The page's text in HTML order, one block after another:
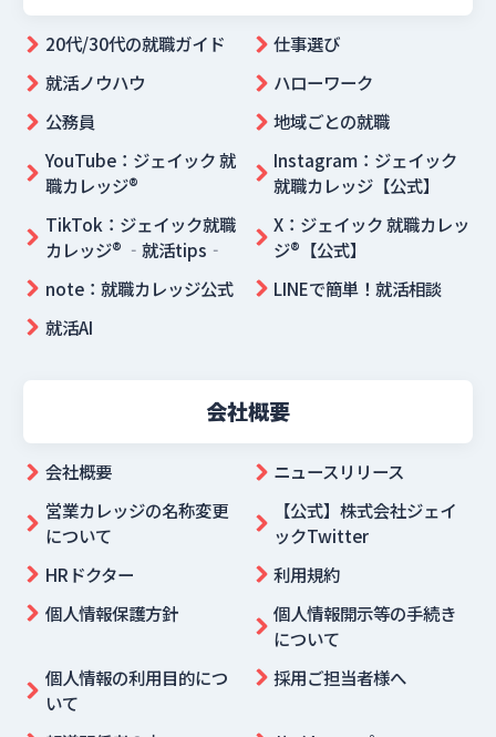
20代/30代の就職ガイド
仕事選び
就活ノウハウ
ハローワーク
公務員
地域ごとの就職
YouTube：ジェイック 就
職カレッジ®
Instagram：ジェイック
就職カレッジ【公式】
TikTok：ジェイック就職
カレッジ® ‐就活tips‐
X：ジェイック 就職カレッ
ジ®【公式】
note：就職カレッジ公式
LINEで簡単！就活相談
就活AI
会社概要
会社概要
ニュースリリース
営業カレッジの名称変更
について
【公式】株式会社ジェイ
ックTwitter
HRドクター
利用規約
個人情報保護方針
個人情報開示等の手続き
について
個人情報の利用目的につ
いて
採用ご担当者様へ